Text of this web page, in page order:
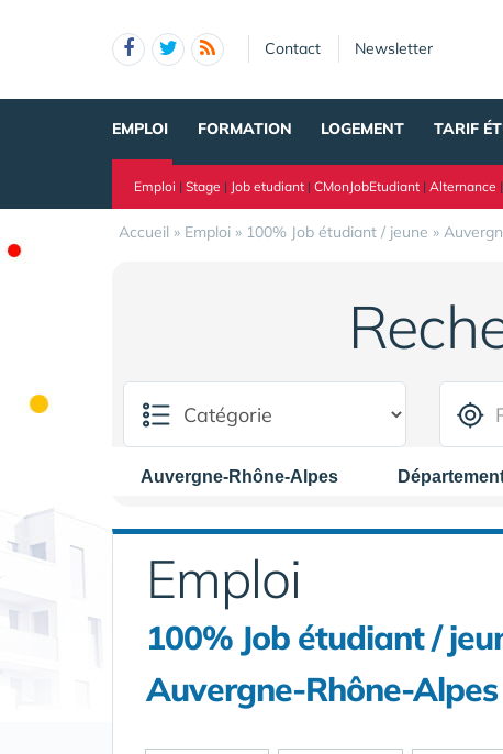
Contact Newsletter
EMPLOI FORMATION LOGEMENT TARIF
Emploi | Stage | Job etudiant | CMonJobEtudiant | Alternance |
Accueil » Emploi » 100% Job étudiant / jeune »
Auvergne-Rhône-Alpes
Emploi
100% Job étudiant /
Auvergne-Rhône-Alpes